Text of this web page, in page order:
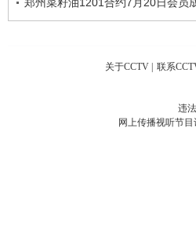
关于CCTV | 联系
违
网上传播视听节目